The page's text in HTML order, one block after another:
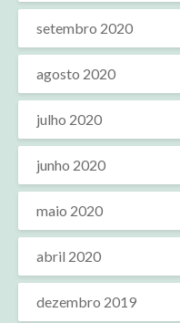
setembro 2020
agosto 2020
julho 2020
junho 2020
maio 2020
abril 2020
dezembro 2019